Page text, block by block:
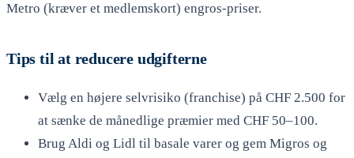
Metro (kræver et medlemskort) engros-priser.
Tips til at reducere udgifterne
Vælg en højere selvrisiko (franchise) på CHF 2.500 for
at sænke de månedlige præmier med CHF 50–100.
Brug Aldi og Lidl til basale varer og gem Migros og